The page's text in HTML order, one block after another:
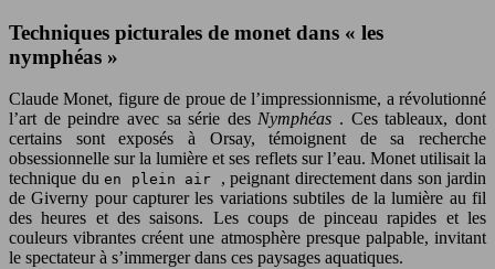
Techniques picturales de monet dans « les
nymphéas »
Claude Monet, figure de proue de l’impressionnisme, a révolutionné
l’art de peindre avec sa série des Nymphéas . Ces tableaux, dont
certains sont exposés à Orsay, témoignent de sa recherche
obsessionnelle sur la lumière et ses reflets sur l’eau. Monet utilisait la
technique du en plein air , peignant directement dans son jardin
de Giverny pour capturer les variations subtiles de la lumière au fil
des heures et des saisons. Les coups de pinceau rapides et les
couleurs vibrantes créent une atmosphère presque palpable, invitant
le spectateur à s’immerger dans ces paysages aquatiques.